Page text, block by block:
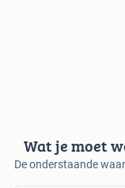
Wat je moet
De onderstaande